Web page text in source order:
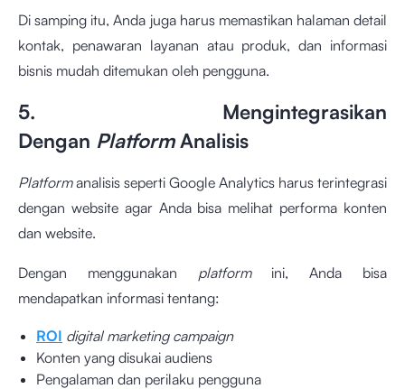
Di samping itu, Anda juga harus memastikan halaman detail
kontak, penawaran layanan atau produk, dan informasi
bisnis mudah ditemukan oleh pengguna.
5. Mengintegrasikan
Dengan PlatformAnalisis
Platformanalisis seperti Google Analytics harus terintegrasi
dengan website agar Anda bisa melihat performa konten
dan website.
Dengan menggunakan platform ini, Anda bisa
mendapatkan informasi tentang:
ROI digital marketing campaign
Konten yang disukai audiens
Pengalaman dan perilaku pengguna